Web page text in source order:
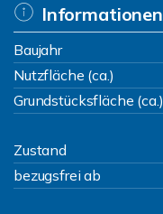
Informationen
Baujahr
Nutzfläche (ca.)
Grundstücksfläche (ca.)
Zustand
bezugsfrei ab